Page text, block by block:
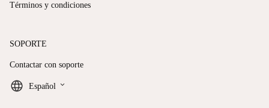
Términos y condiciones
SOPORTE
Contactar con soporte
Español keyboard_arrow_down